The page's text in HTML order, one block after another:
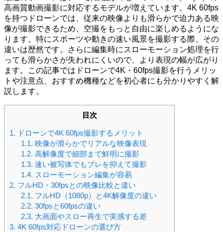
高画質動画撮影に対応するモデルが増えています。4K 60fps
を持つドローンでは、従来の映像よりも滑らかで迫力ある映
像が撮影できるため、空撮をもっと自由に楽しめるようにな
ります。特にスポーツや動きの速い風景を撮影する際、その
違いは歴然です。さらに編集時にスローモーション処理を行
っても滑らかさが失われにくいので、より表現の幅が広がり
ます。この記事ではドローンで4K・60fps撮影を行うメリッ
トや注意点、おすすめ機種などを初心者にも分かりやすく解
説します。
目次
1. ドローンで4K 60fps撮影するメリット
1.1. 映像が滑らかでリアルな映像表現
1.2. 高解像度で細部まで鮮明に撮影
1.3. 速い被写体でもブレを抑えて撮影
1.4. スローモーション編集が容易
2. フルHD・30fpsとの映像比較と違い
2.1. フルHD（1080p）と4K解像度の違い
2.2. 30fpsと60fpsの違い
2.3. 大画面やスロー再生で実感する差
3. 4K 60fps対応ドローンの選び方